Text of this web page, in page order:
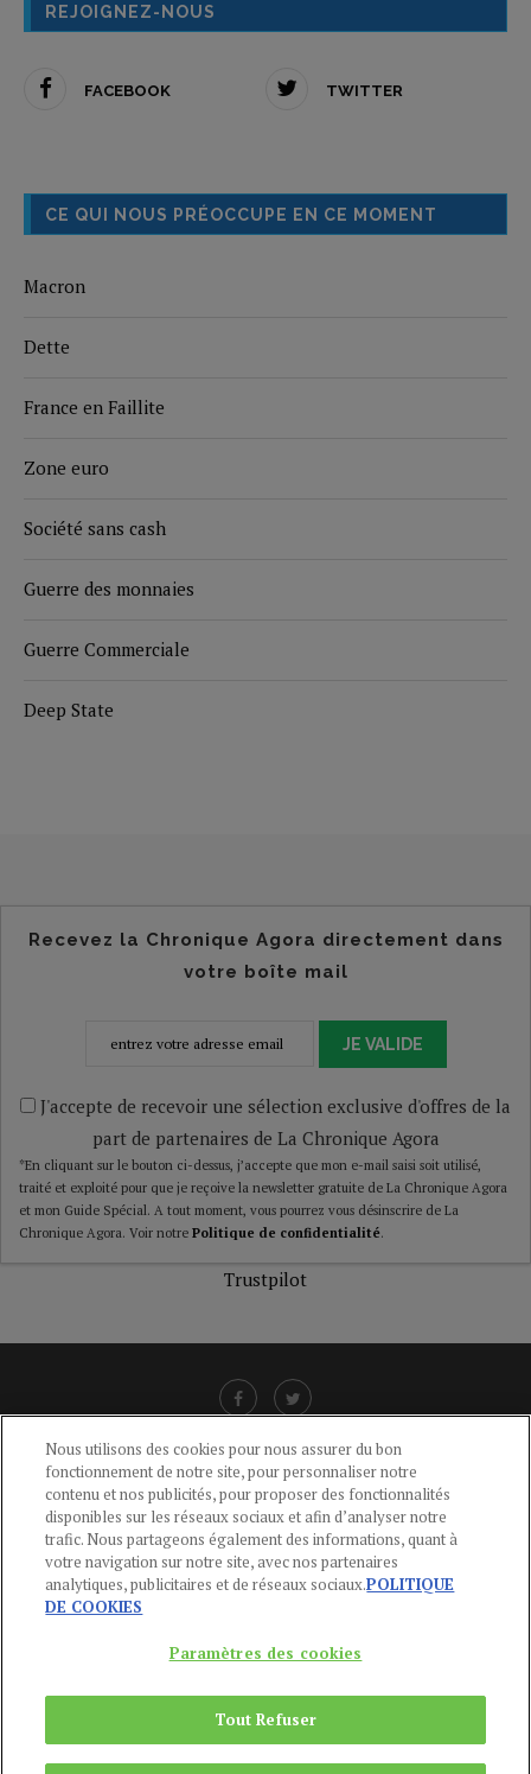
REJOIGNEZ-NOUS
FACEBOOK TWITTER
CE QUI NOUS PRÉOCCUPE EN CE MOMENT
Macron
Dette
France en Faillite
Zone euro
Société sans cash
Guerre des monnaies
Guerre Commerciale
Deep State
Recevez la Chronique Agora directement dans
votre boîte mail
JE VALIDE
J'accepte de recevoir une sélection exclusive d'offres de la
part de partenaires de La Chronique Agora
*En cliquant sur le bouton ci-dessus, j’accepte que mon e-mail saisi soit utilisé,
traité et exploité pour que je reçoive la newsletter gratuite de La Chronique Agora
et mon Guide Spécial. A tout moment, vous pourrez vous désinscrire de La
Chronique Agora. Voir notre Politique de confidentialité.
Trustpilot
LIENS UTILES
CGU-POLITIQUE DE CONFIDENTIALITÉ -POLITIQUE DES COOKIES
MENTIONS LÉGALES -AIDE
CONTACT
Du Lundi au Vendredi, 9h-13h et 14h-17h
Copyright © 2024Publications Agora
Nous utilisons des cookies pour nous assurer du bon
fonctionnement de notre site, pour personnaliser notre
contenu et nos publicités, pour proposer des fonctionnalités
disponibles sur les réseaux sociaux et afin d’analyser notre
trafic. Nous partageons également des informations, quant à
votre navigation sur notre site, avec nos partenaires
analytiques, publicitaires et de réseaux sociaux.POLITIQUE
DE COOKIES
Paramètres des cookies
Tout Refuser